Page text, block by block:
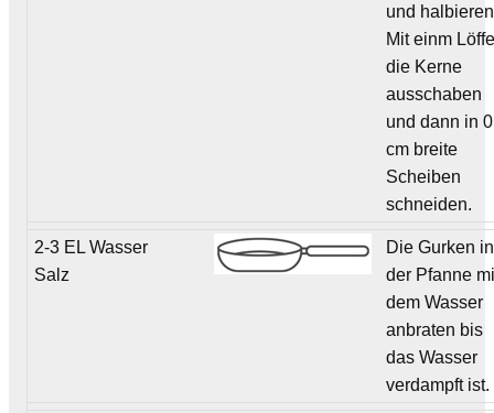
und
Mit einm
die Kerne
ausschaben
und dann in
cm breite
Scheiben
schneiden.
2-3 EL Wasser
Salz
Die Gurken in
der Pfanne
dem Wasser
anbraten bis
das Wasser
verdampft ist.